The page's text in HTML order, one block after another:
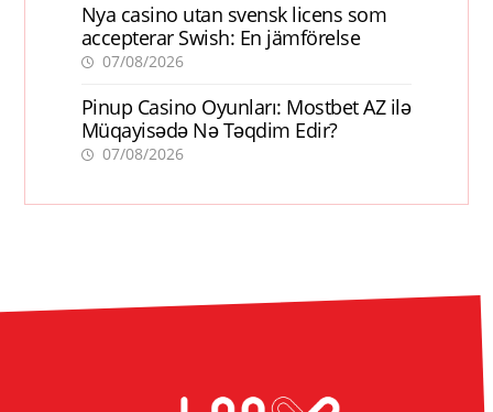
Nya casino utan svensk licens som
accepterar Swish: En jämförelse
07/08/2026
Pinup Casino Oyunları: Mostbet AZ ilə
Müqayisədə Nə Təqdim Edir?
07/08/2026